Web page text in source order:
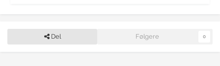
Del Følgere 0